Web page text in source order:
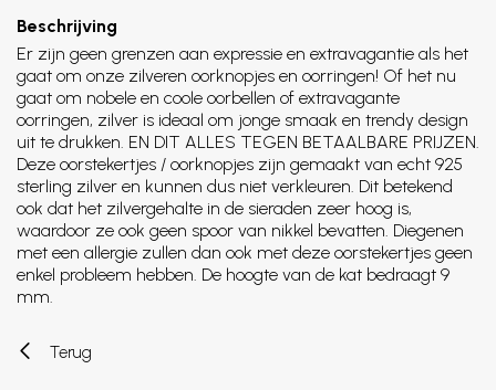
Beschrijving
Er zijn geen grenzen aan expressie en extravagantie als het
gaat om onze zilveren oorknopjes en oorringen! Of het nu
gaat om nobele en coole oorbellen of extravagante
oorringen, zilver is ideaal om jonge smaak en trendy design
uit te drukken. EN DIT ALLES TEGEN BETAALBARE PRIJZEN.
Deze oorstekertjes / oorknopjes zijn gemaakt van echt 925
sterling zilver en kunnen dus niet verkleuren. Dit betekend
ook dat het zilvergehalte in de sieraden zeer hoog is,
waardoor ze ook geen spoor van nikkel bevatten. Diegenen
met een allergie zullen dan ook met deze oorstekertjes geen
enkel probleem hebben. De hoogte van de kat bedraagt 9
mm.
Terug